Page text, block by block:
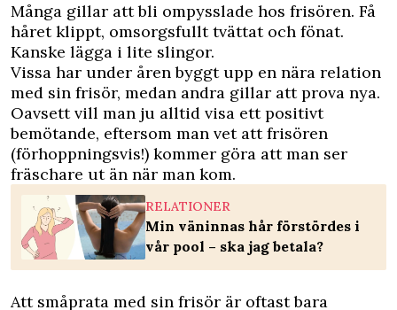
Många gillar att bli ompysslade hos frisören. Få
håret klippt, omsorgsfullt tvättat och fönat.
Kanske lägga i lite slingor.
Vissa har under åren byggt upp en nära relation
med sin frisör, medan andra gillar att prova nya.
Oavsett vill man ju alltid visa ett positivt
bemötande, eftersom man vet att frisören
(förhoppningsvis!) kommer göra att man ser
fräschare ut än när man kom.
RELATIONER
Min väninnas hår förstördes i
vår pool – ska jag betala?
Att småprata med sin frisör är oftast bara